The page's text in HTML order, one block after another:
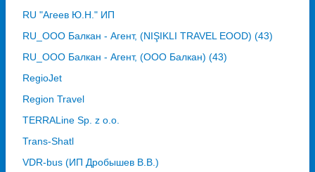
RU "Агеев Ю.Н." ИП
RU_ООО Балкан - Агент, (NIŞIKLI TRAVEL EOOD) (43)
RU_ООО Балкан - Агент, (ООО Балкан) (43)
RegioJet
Region Travel
TERRALine Sp. z o.o.
Trans-Shatl
VDR-bus (ИП Дробышев В.В.)